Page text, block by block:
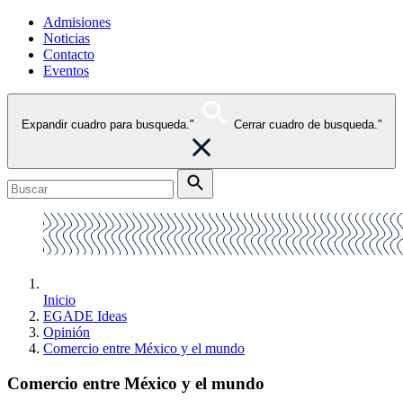
Admisiones
Noticias
Contacto
Eventos
Expandir cuadro para busqueda." Cerrar cuadro de busqueda."
Inicio
EGADE Ideas
Opinión
Comercio entre México y el mundo
Comercio entre México y el mundo